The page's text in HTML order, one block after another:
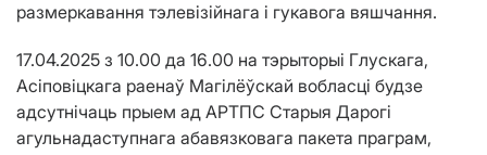
размеркавання тэлевізійнага і гукавога вяшчання.
17.04.2025 з 10.00 да 16.00 на тэрыторыі Глускага,
Асіповіцкага раенаў Магілёўскай вобласці будзе
адсутнічаць прыем ад АРТПС Старыя Дарогі
агульнадаступнага абавязковага пакета праграм,